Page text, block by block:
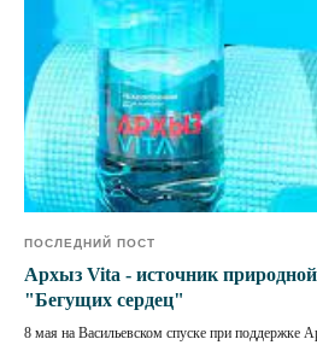
ПОСЛЕДНИЙ ПОСТ
Архыз Vita - источник
"Бегущих сердец"
8 мая на Васильевском спуске при поддержке